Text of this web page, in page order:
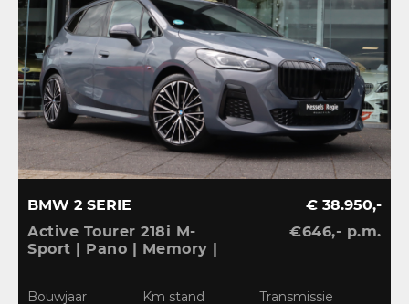
BMW 2 SERIE
Active Tourer 218i M-
Sport | Pano | Memory |
€ 38.950,-
€646,- p.m.
Bouwjaar Km stand Transmissie